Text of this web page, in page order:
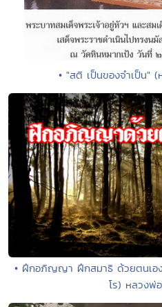
• "สติ เป็นของจำเป็น"
• ฝึกอภิญญา ฝึกสมาธิ ด้วยตนเอ
โร) หลวงพ่